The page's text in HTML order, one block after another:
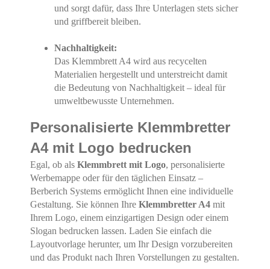
und sorgt dafür, dass Ihre Unterlagen stets sicher
und griffbereit bleiben.
Nachhaltigkeit:
Das Klemmbrett A4 wird aus recycelten
Materialien hergestellt und unterstreicht damit
die Bedeutung von Nachhaltigkeit – ideal für
umweltbewusste Unternehmen.
Personalisierte Klemmbretter
A4 mit Logo bedrucken
Egal, ob als Klemmbrett mit Logo, personalisierte
Werbemappe oder für den täglichen Einsatz –
Berberich Systems ermöglicht Ihnen eine individuelle
Gestaltung. Sie können Ihre Klemmbretter A4 mit
Ihrem Logo, einem einzigartigen Design oder einem
Slogan bedrucken lassen. Laden Sie einfach die
Layoutvorlage herunter, um Ihr Design vorzubereiten
und das Produkt nach Ihren Vorstellungen zu gestalten.